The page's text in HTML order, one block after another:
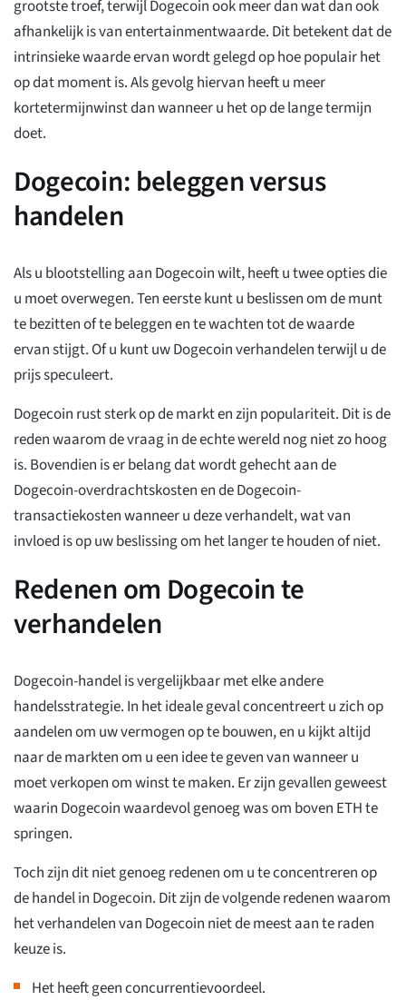
grootste troef, terwijl Dogecoin ook meer dan wat dan ook
afhankelijk is van entertainmentwaarde. Dit betekent dat de
intrinsieke waarde ervan wordt gelegd op hoe populair het
op dat moment is. Als gevolg hiervan heeft u meer
kortetermijnwinst dan wanneer u het op de lange termijn
doet.
Dogecoin: beleggen versus
handelen
Als u blootstelling aan Dogecoin wilt, heeft u twee opties die
u moet overwegen. Ten eerste kunt u beslissen om de munt
te bezitten of te beleggen en te wachten tot de waarde
ervan stijgt. Of u kunt uw Dogecoin verhandelen terwijl u de
prijs speculeert.
Dogecoin rust sterk op de markt en zijn populariteit. Dit is de
reden waarom de vraag in de echte wereld nog niet zo hoog
is. Bovendien is er belang dat wordt gehecht aan de
Dogecoin-overdrachtskosten en de Dogecoin-
transactiekosten wanneer u deze verhandelt, wat van
invloed is op uw beslissing om het langer te houden of niet.
Redenen om Dogecoin te
verhandelen
Dogecoin-handel is vergelijkbaar met elke andere
handelsstrategie. In het ideale geval concentreert u zich op
aandelen om uw vermogen op te bouwen, en u kijkt altijd
naar de markten om u een idee te geven van wanneer u
moet verkopen om winst te maken. Er zijn gevallen geweest
waarin Dogecoin waardevol genoeg was om boven ETH te
springen.
Toch zijn dit niet genoeg redenen om u te concentreren op
de handel in Dogecoin. Dit zijn de volgende redenen waarom
het verhandelen van Dogecoin niet de meest aan te raden
keuze is.
Het heeft geen concurrentievoordeel.